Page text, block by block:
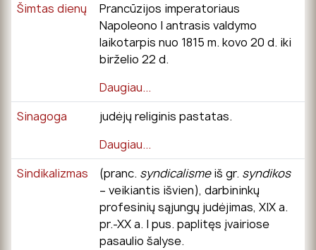
Šimtas dienų
Prancūzijos imperatoriaus
Napoleono I antrasis valdymo
laikotarpis nuo 1815 m. kovo 20 d. iki
birželio 22 d.
Daugiau...
Sinagoga
judėjų religinis pastatas.
Daugiau...
Sindikalizmas
(pranc. syndicalismeiš gr. syndikos
– veikiantis išvien), darbininkų
profesinių sąjungų judėjimas, XIX a.
pr.-XX a. I pus. paplitęs įvairiose
pasaulio šalyse.